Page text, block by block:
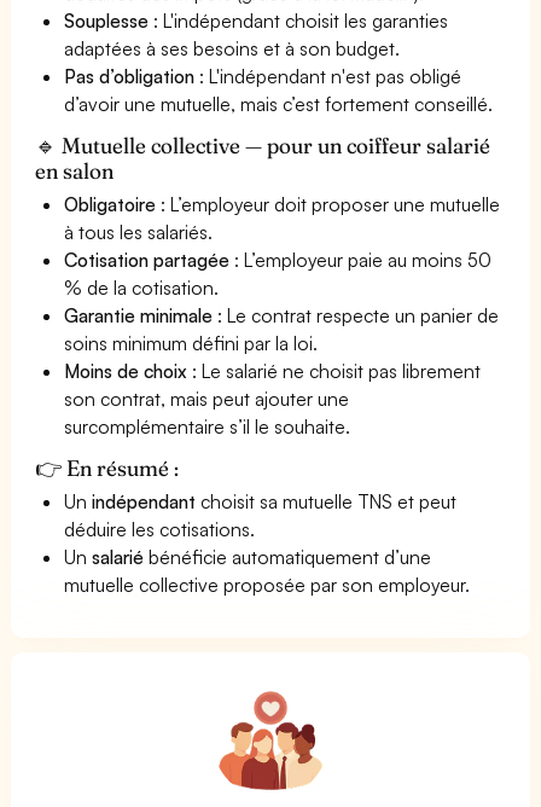
Souplesse : L'indépendant choisit les garanties
adaptées à ses besoins et à son budget.
Pas d’obligation : L'indépendant n'est pas obligé
d’avoir une mutuelle, mais c’est fortement conseillé.
🔹 Mutuelle collective — pour un coiffeur salarié
en salon
Obligatoire : L’employeur doit proposer une mutuelle
à tous les salariés.
Cotisation partagée : L’employeur paie au moins 50
% de la cotisation.
Garantie minimale : Le contrat respecte un panier de
soins minimum défini par la loi.
Moins de choix : Le salarié ne choisit pas librement
son contrat, mais peut ajouter une
surcomplémentaire s’il le souhaite.
👉 En résumé :
Unindépendant choisit sa mutuelle TNS et peut
déduire les cotisations.
Unsalarié bénéficie automatiquement d’une
mutuelle collective proposée par son employeur.